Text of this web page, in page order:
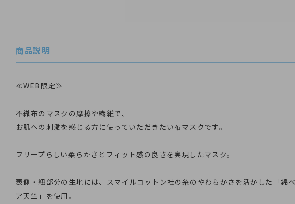
商品説明
≪WEB限定≫
不織布のマスクの摩擦や繊維で、
お肌への刺激を感じる方に使っていただきたい布マスクです。
フリープらしい柔らかさとフィット感の良さを実現したマスク。
表側・紐部分の生地には、スマイルコットン社の糸のやわらかさを活かした「綿ベ
ア天竺」を使用。